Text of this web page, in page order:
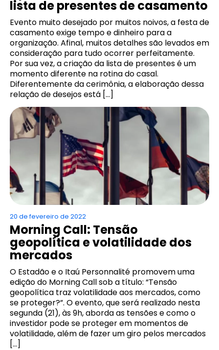
lista de presentes de casamento
Evento muito desejado por muitos noivos, a festa de
casamento exige tempo e dinheiro para a
organização. Afinal, muitos detalhes são levados em
consideração para tudo ocorrer perfeitamente.
Por sua vez, a criação da lista de presentes é um
momento diferente na rotina do casal.
Diferentemente da cerimônia, a elaboração dessa
relação de desejos está […]
20 de fevereiro de 2022
Morning Call: Tensão
geopolítica e volatilidade dos
mercados
O Estadão e o Itaú Personnalité promovem uma
edição do Morning Call sob a título: “Tensão
geopolítica traz volatilidade aos mercados, como
se proteger?”. O evento, que será realizado nesta
segunda (21), às 9h, aborda as tensões e como o
investidor pode se proteger em momentos de
volatilidade, além de fazer um giro pelos mercados
[…]